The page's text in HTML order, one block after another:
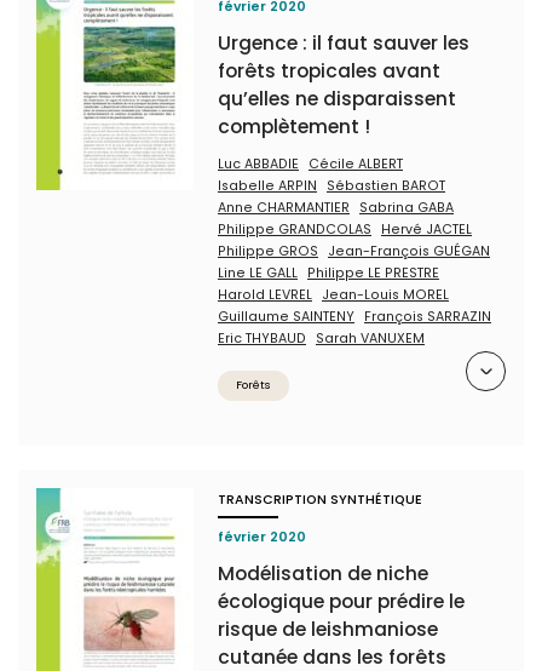
février 2020
Urgence : il faut sauver les
forêts tropicales avant
qu’elles ne disparaissent
complètement !
Luc ABBADIE
Cécile ALBERT
Isabelle ARPIN
Sébastien BAROT
Anne CHARMANTIER
Sabrina GABA
Philippe GRANDCOLAS
Hervé JACTEL
Philippe GROS
Jean-François GUÉGAN
Line LE GALL Philippe LE PRESTRE
Harold LEVREL Jean-Louis MOREL
Guillaume SAINTENY François SARRAZIN
Eric THYBAUD
Sarah VANUXEM
Forêts
TRANSCRIPTION SYNTHÉTIQUE
février 2020
Modélisation de niche
écologique pour prédire le
risque de leishmaniose
cutanée dans les forêts